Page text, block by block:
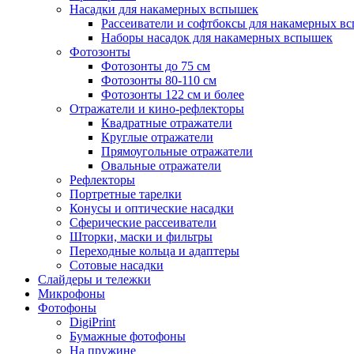
Насадки для накамерных вспышек
Рассеиватели и софтбоксы для накамерных
Наборы насадок для накамерных вспышек
Фотозонты
Фотозонты до 75 см
Фотозонты 80-110 см
Фотозонты 122 см и более
Отражатели и кино-рефлекторы
Квадратные отражатели
Круглые отражатели
Прямоугольные отражатели
Овальные отражатели
Рефлекторы
Портретные тарелки
Конусы и оптические насадки
Сферические рассеиватели
Шторки, маски и фильтры
Переходные кольца и адаптеры
Сотовые насадки
Слайдеры и тележки
Микрофоны
Фотофоны
DigiPrint
Бумажные фотофоны
На пружине